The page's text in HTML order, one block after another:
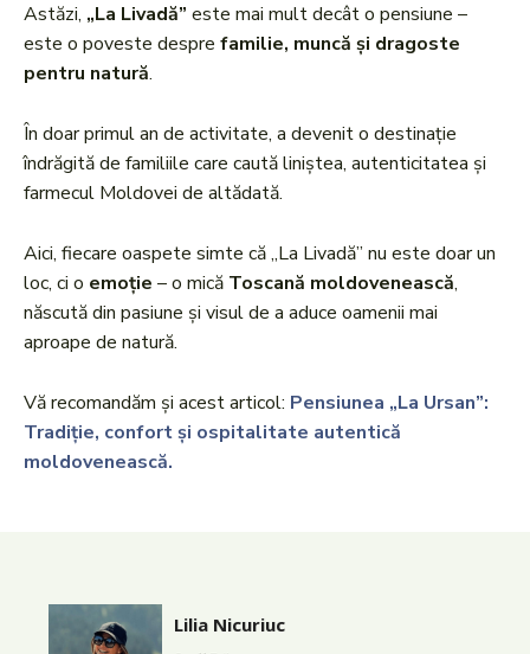
Astăzi, „La Livadă” este mai mult decât o pensiune –
este o poveste despre familie, muncă și dragoste
pentru natură.
În doar primul an de activitate, a devenit o destinație
îndrăgită de familiile care caută liniștea, autenticitatea și
farmecul Moldovei de altădată.
Aici, fiecare oaspete simte că „La Livadă” nu este doar un
loc, ci o emoție – o mică Toscană moldovenească,
născută din pasiune și visul de a aduce oamenii mai
aproape de natură.
Vă recomandăm și acest articol: Pensiunea „La Ursan”:
Tradiție, confort și ospitalitate autentică
moldovenească.
Lilia Nicuriuc